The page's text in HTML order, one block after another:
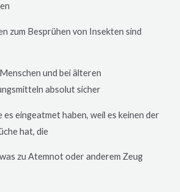
zum Besprühen von Insekten sind
und bei älteren
absolut sicher
es eingeatmet haben, weil es keinen der
hat, die
zu Atemnot oder anderem Zeug